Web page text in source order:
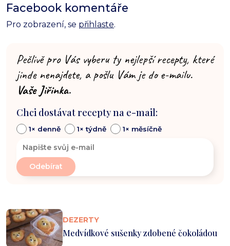
Facebook komentáře
Pro zobrazení, se přihlaste.
Pečlivě pro Vás vyberu ty nejlepší recepty, které
jinde nenajdete, a pošlu Vám je do e-mailu.
Vaše Jiřinka.
Chci dostávat recepty na e-mail:
1× denně 1× týdně 1× měsíčně
DEZERTY
Medvídkové sušenky zdobené čokoládou